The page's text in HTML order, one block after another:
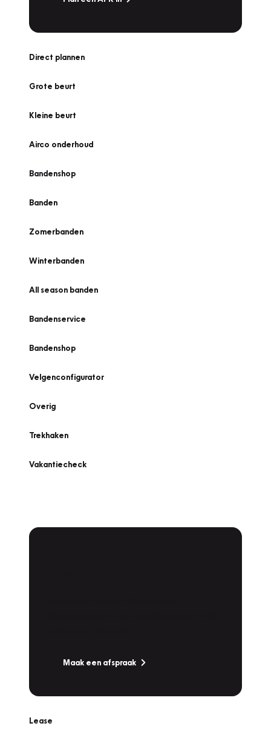
Direct plannen
Grote beurt
Kleine beurt
Airco onderhoud
Bandenshop
Banden
Zomerbanden
Winterbanden
All season banden
Bandenservice
Bandenshop
Velgenconfigurator
Overig
Trekhaken
Vakantiecheck
Maak een afspraak
Lease